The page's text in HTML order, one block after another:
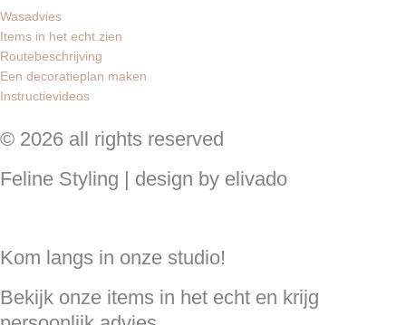
Wasadvies
Items in het echt zien
Routebeschrijving
Een decoratieplan maken
Instructievideos
© 2026 all rights reserved
Feline Styling | design by elivado
Kom langs in onze studio!
Bekijk onze items in het echt en krijg